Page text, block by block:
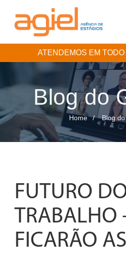
ATENDEMOS EM
Blog do
Home Blog
FUTURO
TRABALHO
FICARÃO AS